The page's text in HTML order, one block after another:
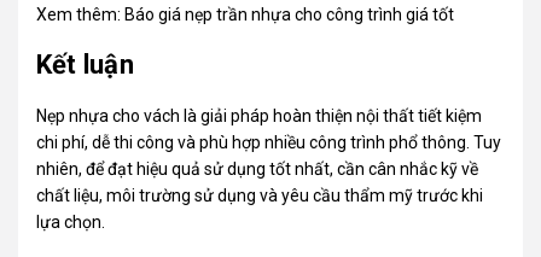
Xem thêm: Báo giá nẹp trần nhựa cho công trình giá tốt
Kết luận
Nẹp nhựa cho vách là giải pháp hoàn thiện nội thất tiết kiệm
chi phí, dễ thi công và phù hợp nhiều công trình phổ thông. Tuy
nhiên, để đạt hiệu quả sử dụng tốt nhất, cần cân nhắc kỹ về
chất liệu, môi trường sử dụng và yêu cầu thẩm mỹ trước khi
lựa chọn.